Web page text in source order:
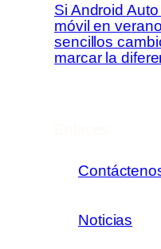
Si Android
móvil en
sencillos
marcar la
Noticias